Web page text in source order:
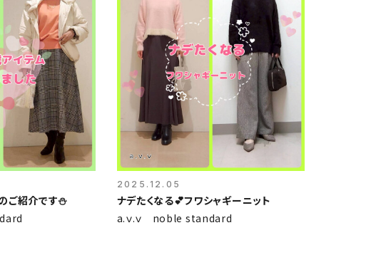
ご紹介です⛄️
2025.12.05
ナデたくなる💕フワシャギーニット
a.ｖ.ｖ noble standard